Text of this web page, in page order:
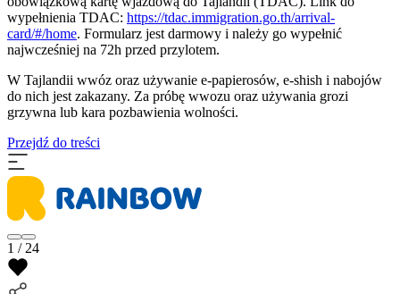
wypełnienia TDAC: https://tdac.immigration.go.th/arrival-
card/#/home. Formularz jest darmowy i należy go wypełnić
najwcześniej na 72h przed przylotem.
W Tajlandii wwóz oraz używanie e-papierosów, e-shish i nabojów
do nich jest zakazany. Za próbę wwozu oraz używania grozi
grzywna lub kara pozbawienia wolności.
Przejdź do treści
1 / 24